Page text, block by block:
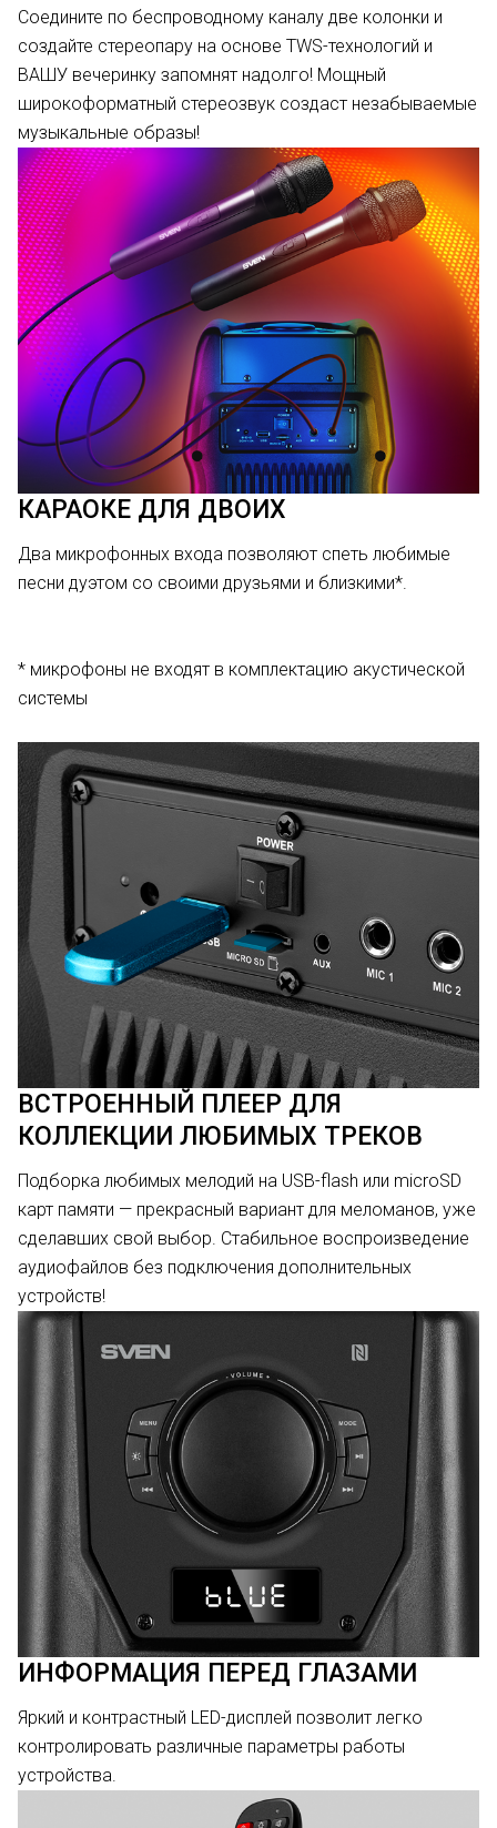
Соедините по беспроводному каналу две колонки и
создайте стереопару на основе TWS-технологий и
ВАШУ вечеринку запомнят надолго! Мощный
широкоформатный стереозвук создаст незабываемые
музыкальные образы!
КАРАОКЕ ДЛЯ ДВОИХ
Два микрофонных входа позволяют спеть любимые
песни дуэтом со своими друзьями и близкими*.
* микрофоны не входят в комплектацию акустической
системы
ВСТРОЕННЫЙ ПЛЕЕР ДЛЯ
КОЛЛЕКЦИИ ЛЮБИМЫХ ТРЕКОВ
Подборка любимых мелодий на USB-flash или microSD
карт памяти — прекрасный вариант для меломанов, уже
сделавших свой выбор. Стабильное воспроизведение
аудиофайлов без подключения дополнительных
устройств!
ИНФОРМАЦИЯ ПЕРЕД ГЛАЗАМИ
Яркий и контрастный LED-дисплей позволит легко
контролировать различные параметры работы
устройства.